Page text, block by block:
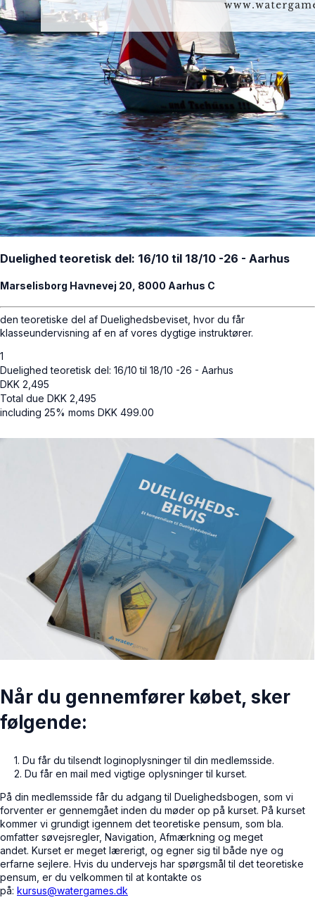
Duelighed teoretisk del: 16/10 til 18/10 -26 - Aarhus
Marselisborg Havnevej 20, 8000 Aarhus C
den teoretiske del af Duelighedsbeviset, hvor du får
klasseundervisning af en af ​​vores dygtige instruktører.
1
Duelighed teoretisk del: 16/10 til 18/10 -26 - Aarhus
DKK 2,495
Total due DKK 2,495
including 25% moms DKK 499.00
Når du gennemfører købet, sker
følgende:
1. Du får du tilsendt loginoplysninger til din medlemsside.
2. Du får en mail med vigtige oplysninger til kurset.
På din medlemsside får du adgang til Duelighedsbogen, som vi
forventer er gennemgået inden du møder op på kurset. På kurset
kommer vi grundigt igennem det teoretiske pensum, som bla.
omfatter søvejsregler, Navigation, Afmærkning og meget
andet. Kurset er meget lærerigt, og egner sig til både nye og
erfarne sejlere. Hvis du undervejs har spørgsmål til det teoretiske
pensum, er du velkommen til at kontakte os
på: kursus@watergames.dk